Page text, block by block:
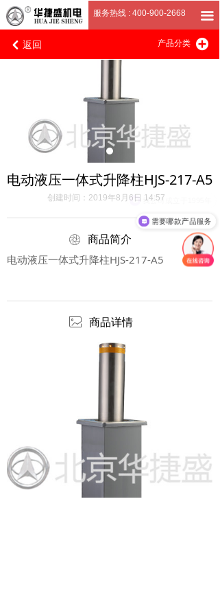
낒 返回 产品分类 끴
服务热线 : 400-900-2668 끀
首页
关于我们
招商加盟
联系我们
电动液压一体式升降柱HJS-217-A5
商品简介
创建时间： 2019年8月6日 14:57
电动液压一体式升降柱HJS-217-A5
商品详情
ꁵ
ꂈ
需要哪款产品服务
我公司成立于1995年